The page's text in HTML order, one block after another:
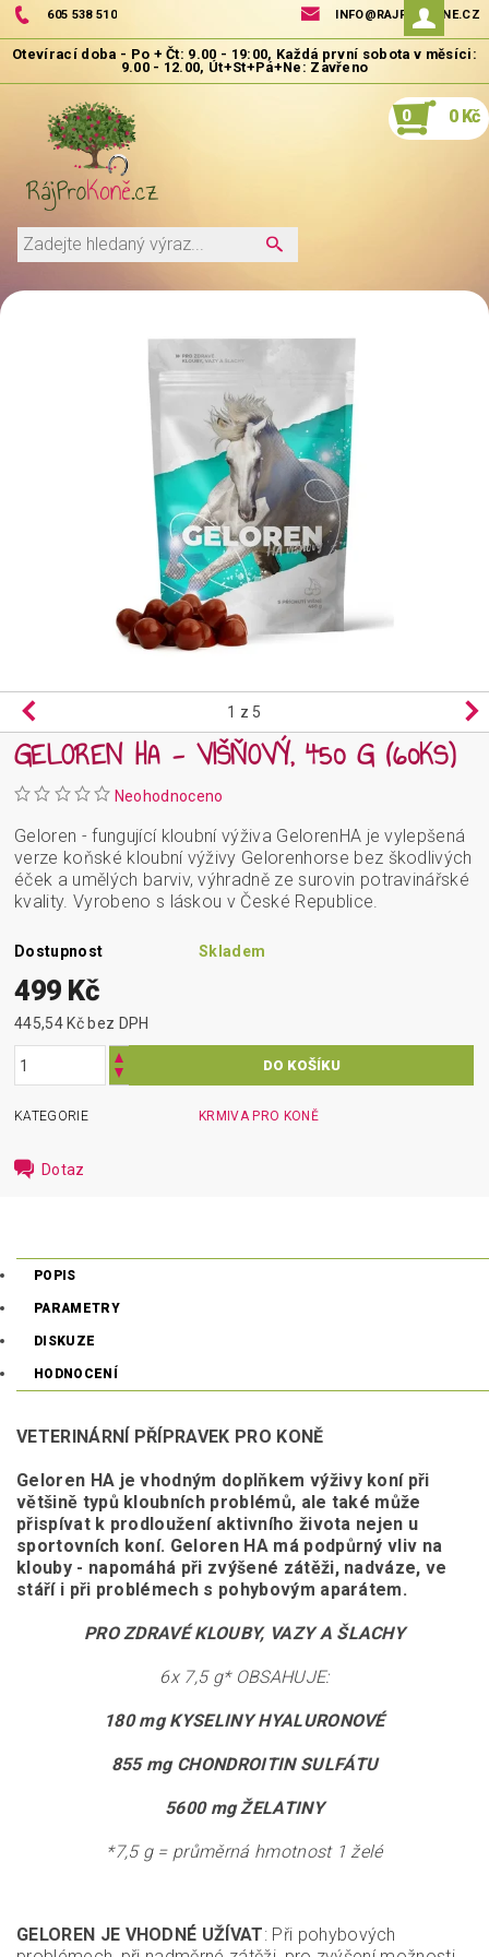
605 538 510 INFO@RAJPROKONE.CZ
0 0 Kč
1 z 5
GELOREN HA - VIŠŇOVÝ, 450 G (60KS)
Neohodnoceno
Geloren - fungující kloubní výživa GelorenHA je vylepšená
verze koňské kloubní výživy Gelorenhorse bez škodlivých
éček a umělých barviv, výhradně ze surovin potravinářské
kvality. Vyrobeno s láskou v České Republice.
Dostupnost Skladem
499 Kč
445,54 Kč bez DPH
KATEGORIE KRMIVA PRO KONĚ
Dotaz
POPIS
PARAMETRY
DISKUZE
HODNOCENÍ
VETERINÁRNÍ PŘÍPRAVEK PRO KONĚ
Geloren HA je vhodným doplňkem výživy koní při
většině typů kloubních problémů, ale také může
přispívat k prodloužení aktivního života nejen u
sportovních koní. Geloren HA má podpůrný vliv na
klouby - napomáhá při zvýšené zátěži, nadváze, ve
stáří i při problémech s pohybovým aparátem.
PRO ZDRAVÉ KLOUBY, VAZY A ŠLACHY
6x 7,5 g* OBSAHUJE:
180 mg KYSELINY HYALURONOVÉ
855 mg CHONDROITIN SULFÁTU
5600 mg ŽELATINY
*7,5 g = průměrná hmotnost 1 želé
GELOREN JE VHODNÉ UŽÍVAT: Při pohybových